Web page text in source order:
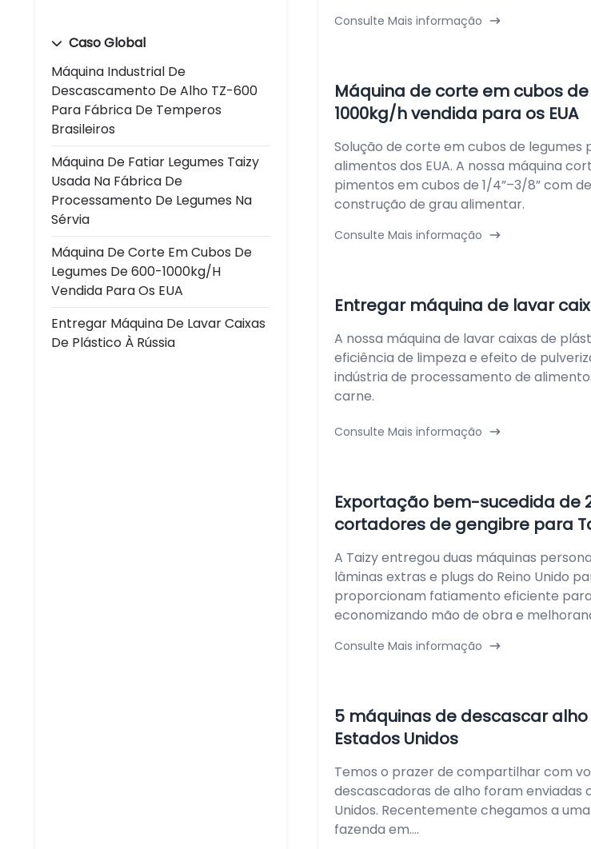
Caso Global
Máquina Industrial De
Descascamento De Alho TZ-600
Para Fábrica De Temperos
Brasileiros
Máquina De Fatiar Legumes Taizy
Usada Na Fábrica De
Processamento De Legumes Na
Sérvia
Máquina De Corte Em Cubos De
Legumes De 600-1000kg/h
Vendida Para Os EUA
Entregar Máquina De Lavar Caixas
De Plástico À Rússia
Consulte Mais informação
Máquina de corte em cubos
1000kg/h vendida para os EUA
Solução de corte em cubos de legumes
alimentos dos EUA. A nossa máquina
pimentos em cubos de 1/4”–3/8” com
construção de grau alimentar.
Consulte Mais informação
Entregar máquina de lavar
A nossa máquina de lavar caixas de
eficiência de limpeza e efeito de
indústria de processamento de
carne.
Consulte Mais informação
Exportação bem-sucedida de
cortadores de gengibre para
A Taizy entregou duas máquinas
lâminas extras e plugs do Reino Unido
proporcionam fatiamento eficiente
economizando mão de obra e
Consulte Mais informação
5 máquinas de descascar
Estados Unidos
Temos o prazer de compartilhar com
descascadoras de alho foram enviadas
Unidos. Recentemente chegamos a
fazenda em....